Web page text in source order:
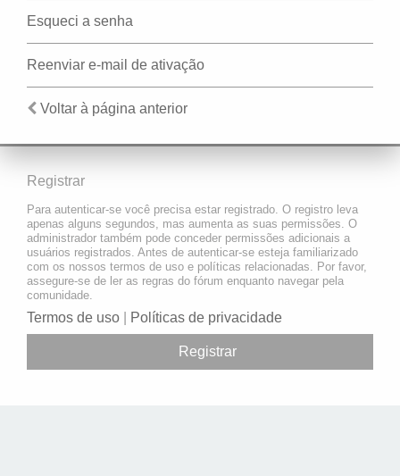
Esqueci a senha
Reenviar e-mail de ativação
Voltar à página anterior
Registrar
Para autenticar-se você precisa estar registrado. O registro leva
apenas alguns segundos, mas aumenta as suas permissões. O
administrador também pode conceder permissões adicionais a
usuários registrados. Antes de autenticar-se esteja familiarizado
com os nossos termos de uso e políticas relacionadas. Por favor,
assegure-se de ler as regras do fórum enquanto navegar pela
comunidade.
Termos de uso Políticas de privacidade
Registrar